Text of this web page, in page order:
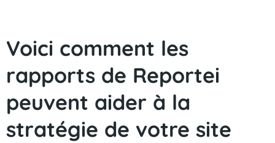
Voici comment les
rapports de Reportei
peuvent aider à la
stratégie de votre site